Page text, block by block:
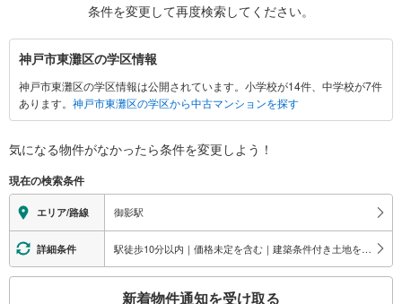
条件を変更して再度検索してください。
神
戸
市
東
区
関
す
る
情
報
神戸市東灘区の学区情報
神戸市東灘区の学区情報は公開されています。小学校が14件、中学校が7件
あります。 神戸市東灘区の学区から中古マンションを探す
気になる物件がなかったら条件を変更しよう！
現在の検索条件
エリア/路線 御影駅
詳細条件 駅徒歩10分以内｜価格未定を含む｜建築条件付き土地を含む
新着物件通知を受け取る